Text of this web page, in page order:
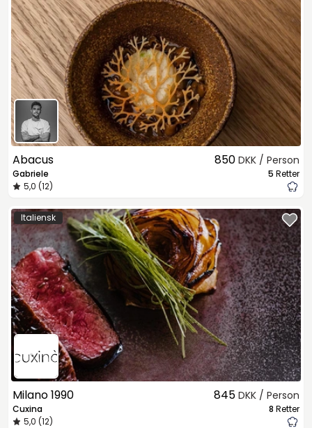
Abacus
Gabriele
5,0 (12)
850 DKK / Person
5 Retter
Italiensk
Milano 1990
Cuxina
5,0 (12)
845 DKK / Person
8 Retter